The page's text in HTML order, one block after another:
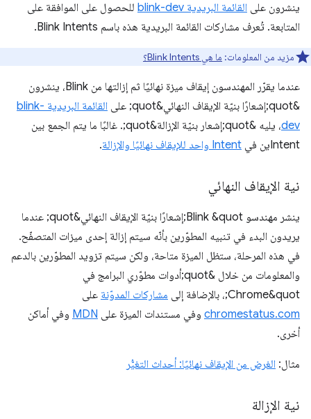
ينشرون على القائمة البريدية blink-dev
للحصول على الموافقة على
المتابعة. تُعرف مشاركات القائمة البريدية هذه باسم Blink Intents.
مزيد من المعلومات: ما هي Blink Intents؟
عندما يقرّر المهندسون إيقاف ميزة نهائيًا ثم إزالتها من Blink، ينشرون
&quot;إشعارًا بنيّة الإيقاف النهائي&quot; على
القائمة البريدية blink-
dev
، يليه &quot;إشعار بنيّة الإزالة&quot;. غالبًا ما يتم الجمع بين
Intentين في
Intent واحد للإيقاف نهائيًا والإزالة .
نية الإيقاف النهائي
ينشر مهندسو Blink &quot;إشعارًا بنيّة الإيقاف النهائي&quot; عندما
يريدون البدء في تنبيه المطوّرين بأنّه سيتم إزالة إحدى ميزات المتصفّح.
في هذه المرحلة، ستظل الميزة متاحة، ولكن سيتم تزويد المطوّرين بالدعم
والمعلومات من خلال &quot;أدوات مطوّري البرامج في
Chrome&quot;، بالإضافة إلى
مشاركات المدوّنة على
chromestatus.com وفي مستندات الميزة على MDN وفي أماكن
أخرى.
مثال: الغرض من الإيقاف نهائيًا: أحداث التغيُّر
نية الإزالة